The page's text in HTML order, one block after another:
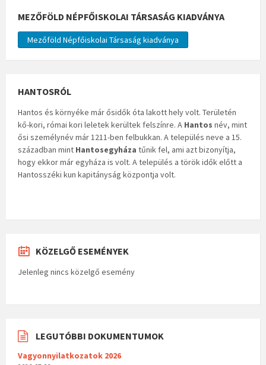
MEZŐFÖLD NÉPFŐISKOLAI TÁRSASÁG KIADVÁNYA
Mezőföld Népfőiskolai Társaság kiadványa
HANTOSRÓL
Hantos és környéke már ősidők óta lakott hely volt. Területén
kő-kori, római kori leletek kerültek felszínre. A Hantos név, mint
ősi személynév már 1211-ben felbukkan. A település neve a 15.
században mint Hantosegyháza tűnik fel, ami azt bizonyítja,
hogy ekkor már egyháza is volt. A település a török idők előtt a
Hantosszéki kun kapitányság központja volt.
KÖZELGŐ ESEMÉNYEK
Jelenleg nincs közelgő esemény
LEGUTÓBBI DOKUMENTUMOK
Vagyonnyilatkozatok 2026